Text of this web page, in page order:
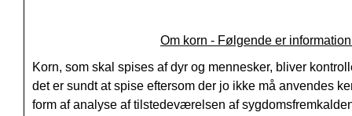
Om korn - Følgende er
Korn, som skal spises af dyr og mennesker, bliver
det er sundt at spise eftersom der jo ikke må anvendes
form af analyse af tilstedeværelsen af